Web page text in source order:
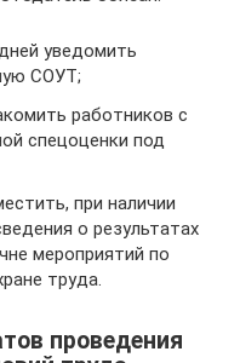
уведомить
СОУТ;
работников с
спецоценки под
при наличии
о результатах
мероприятий по
труда.
проведения